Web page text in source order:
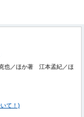
也／ほか著 江本孟紀／ほ
て！)